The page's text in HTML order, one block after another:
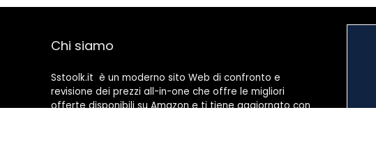
Chi siamo
Sstoolk.it è un moderno sito Web di confronto e
revisione dei prezzi all-in-one che offre le migliori
offerte disponibili su Amazon e ti tiene aggiornato con